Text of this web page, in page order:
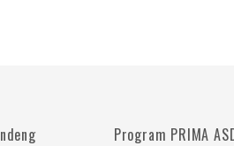
Program PRIMA